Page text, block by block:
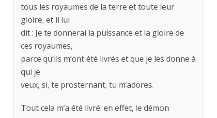
tous les royaumes de la terre et toute leur
gloire, et il lui
dit : Je te donnerai la puissance et la gloire de
ces royaumes,
parce qu’ils m’ont été livrés et que je les donne à
qui je
veux, si, te prosternant, tu m’adores.
Tout cela m’a été livré: en effet, le démon